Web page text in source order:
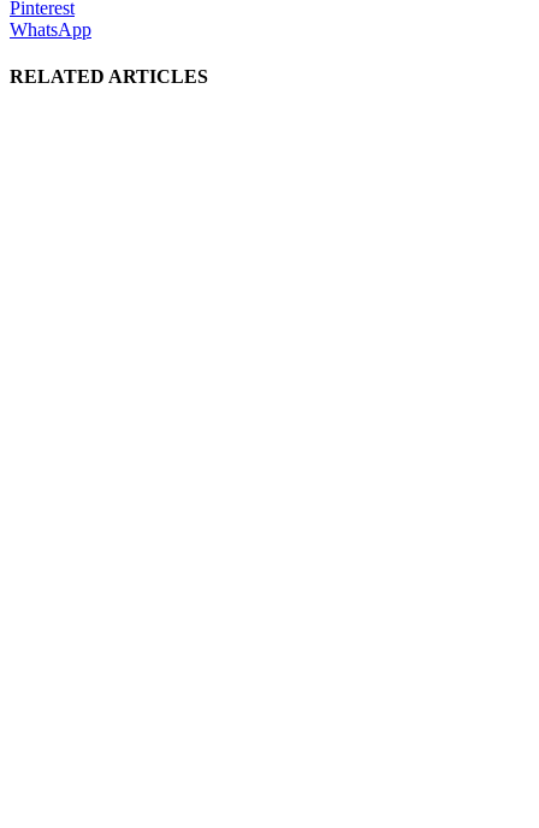
Pinterest
WhatsApp
RELATED ARTICLES